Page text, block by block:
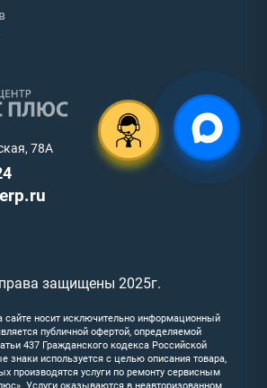
78А
защищены 2025г.
сайте носит исключительно информационный
публичной офертой, определяемой
437 Гражданского кодекса Российской
знаки используется с целью описания товара,
производятся услуги по ремонту сервисным